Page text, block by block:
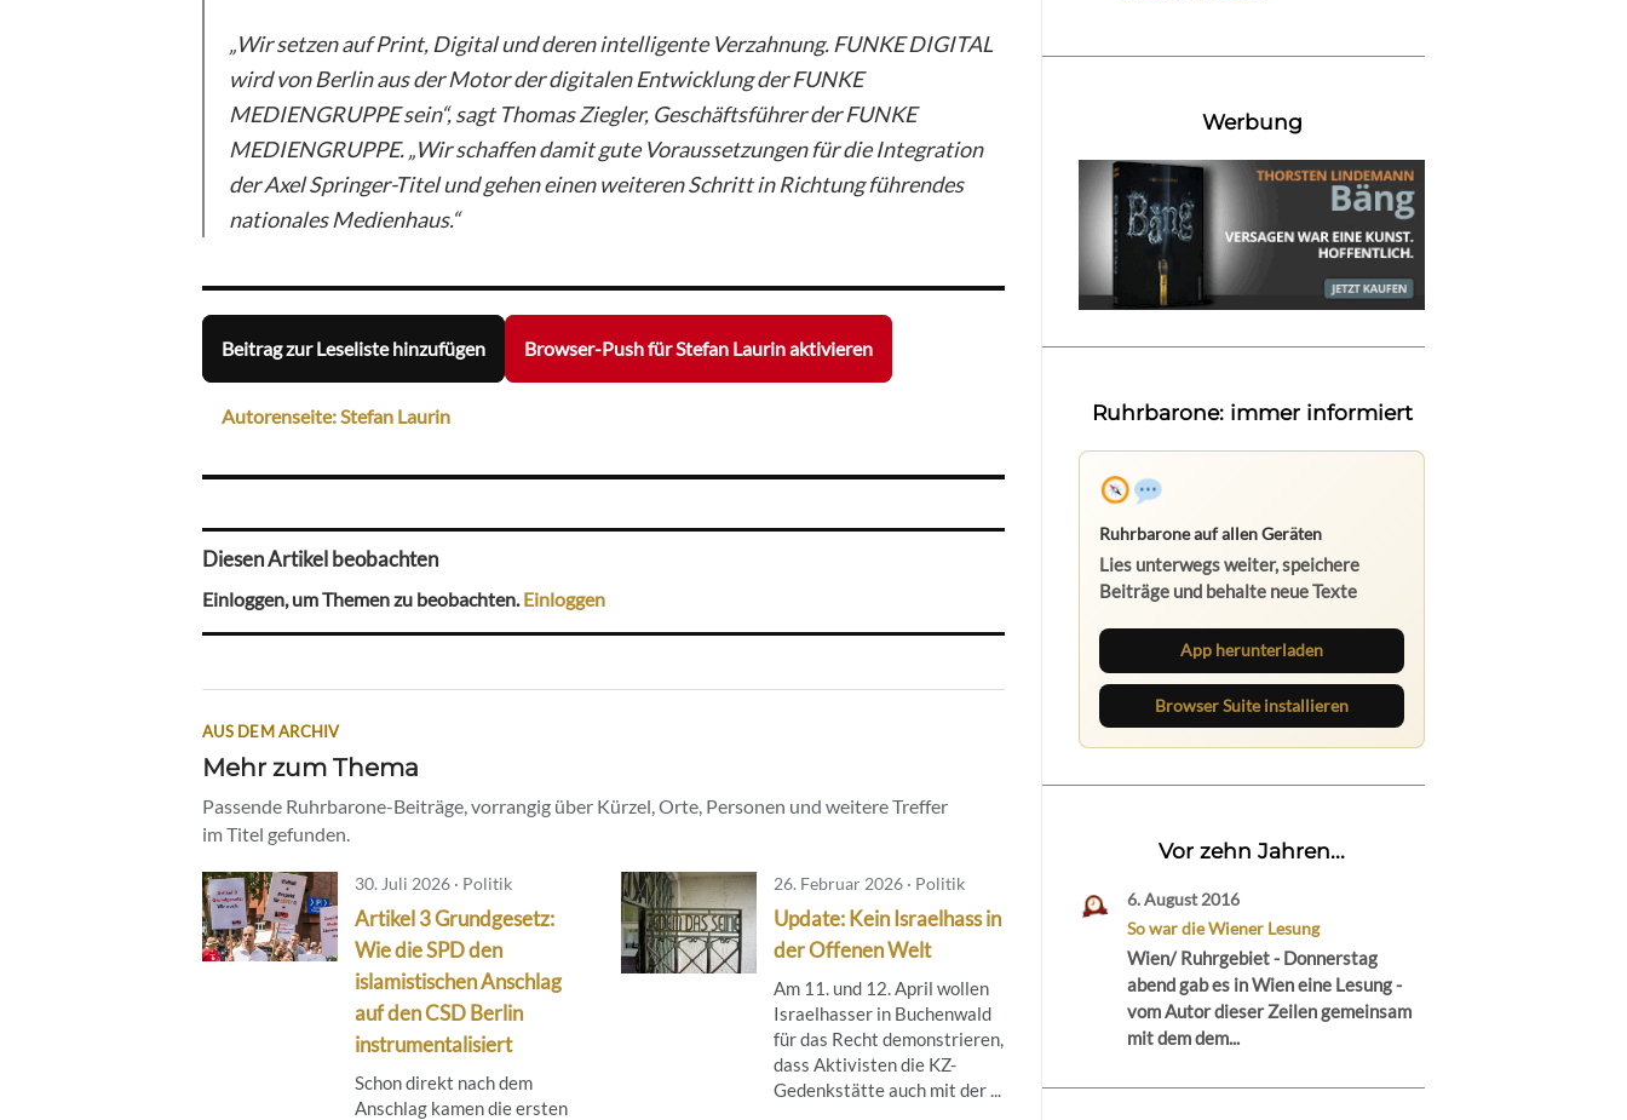
„Wir setzen auf Print, Digital und deren intelligente Verzahnung. FUNKE DIGITAL
wird von Berlin aus der Motor der digitalen Entwicklung der FUNKE
MEDIENGRUPPE sein“, sagt Thomas Ziegler, Geschäftsführer der FUNKE
MEDIENGRUPPE. „Wir schaffen damit gute Voraussetzungen für die Integration
der Axel Springer-Titel und gehen einen weiteren Schritt in Richtung führendes
nationales Medienhaus.“
Beitrag zur Leseliste hinzufügen Browser-Push für Stefan Laurin aktivieren
Autorenseite: Stefan Laurin
Diesen Artikel beobachten
Einloggen, um Themen zu beobachten.Einloggen
AUS DEM ARCHIV
Mehr zum Thema
Passende Ruhrbarone-Beiträge, vorrangig über Kürzel, Orte, Personen und weitere Treffer
im Titel gefunden.
30. Juli 2026 · Politik
Artikel 3 Grundgesetz:
Wie die SPD den
islamistischen Anschlag
auf den CSD Berlin
instrumentalisiert
Schon direkt nach dem
Anschlag kamen die ersten
26. Februar 2026 · Politik
Update: Kein Israelhass in
der Offenen Welt
Am 11. und 12. April wollen
Israelhasser in Buchenwald
für das Recht demonstrieren,
dass Aktivisten die KZ-
Gedenkstätte auch mit der ...
Werbung
Ruhrbarone: immer informiert
Ruhrbarone auf allen Geräten
Lies unterwegs weiter, speichere
Beiträge und behalte neue Texte
App herunterladen
Browser Suite installieren
Vor zehn Jahren...
6. August 2016
So war die Wiener Lesung
Wien/ Ruhrgebiet - Donnerstag
abend gab es in Wien eine Lesung -
vom Autor dieser Zeilen gemeinsam
mit dem dem...